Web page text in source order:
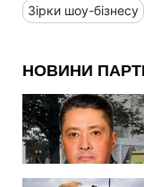
Зірки шоу-бізнесу